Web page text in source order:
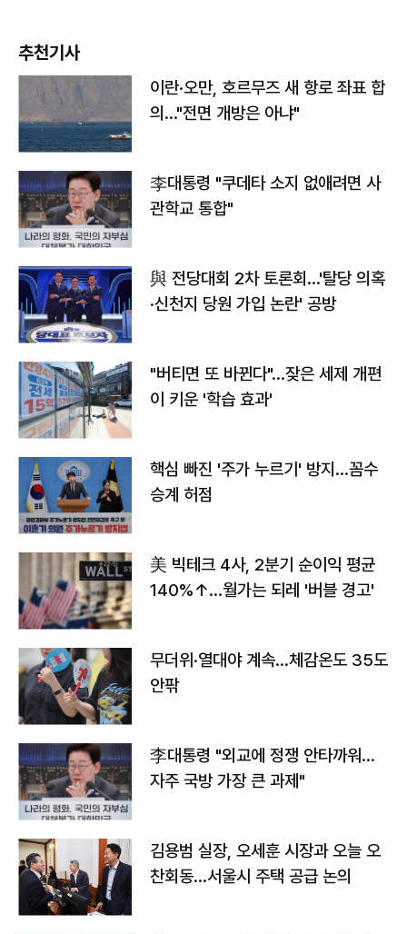
추천기사
이란·오만, 호르무즈 새 항로 좌표 합
의…"전면 개방은 아냐"
李대통령 "쿠데타 소지 없애려면 사
관학교 통합"
與 전당대회 2차 토론회…'탈당 의혹
·신천지 당원 가입 논란' 공방
"버티면 또 바뀐다"…잦은 세제 개편
이 키운 '학습 효과'
핵심 빠진 '주가 누르기' 방지…꼼수
승계 허점
美 빅테크 4사, 2분기 순이익 평균
140%↑…월가는 되레 '버블 경고'
무더위·열대야 계속…체감온도 35도
안팎
李대통령 "외교에 정쟁 안타까워…
자주 국방 가장 큰 과제"
김용범 실장, 오세훈 시장과 오늘 오
찬회동...서울시 주택 공급 논의